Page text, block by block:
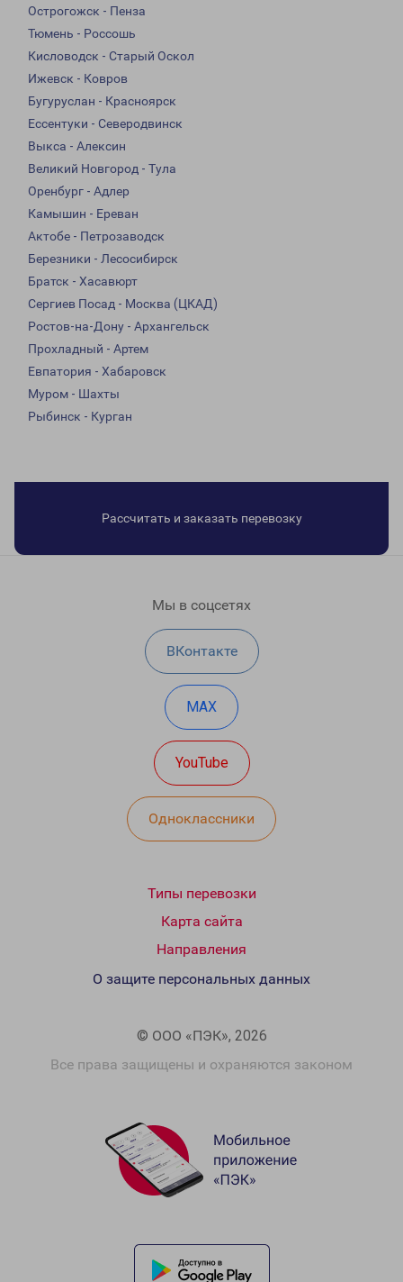
Острогожск - Пенза
Тюмень - Россошь
Кисловодск - Старый Оскол
Ижевск - Ковров
Бугуруслан - Красноярск
Ессентуки - Северодвинск
Выкса - Алексин
Великий Новгород - Тула
Оренбург - Адлер
Камышин - Ереван
Актобе - Петрозаводск
Березники - Лесосибирск
Братск - Хасавюрт
Сергиев Посад - Москва (ЦКАД)
Ростов-на-Дону - Архангельск
Прохладный - Артем
Евпатория - Хабаровск
Муром - Шахты
Рыбинск - Курган
Рассчитать и заказать перевозку
Мы в соцсетях
ВКонтакте
MAX
YouTube
Одноклассники
Типы перевозки
Карта сайта
Направления
© ООО «ПЭК», 2026
Все права защищены и охраняются законом
О защите персональных данных